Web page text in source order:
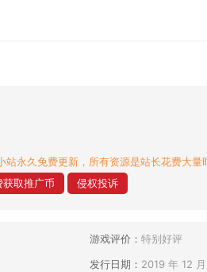
站永久免费更新，所有资源是站长花费大
获取推广币 侵权投诉
游戏评价： 特别好评
发行日期： 2019 年 12 月